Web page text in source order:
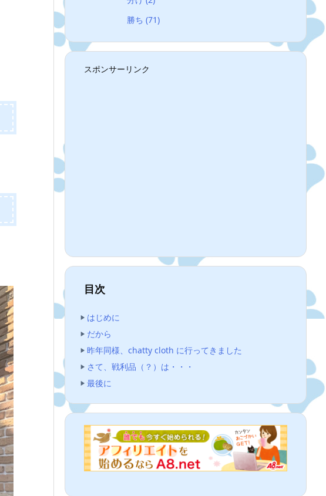
勝ち(71)
スポンサーリンク
目次
はじめに
だから
昨年同様、chatty cloth に行ってきました
さて、戦利品（？）は・・・
最後に